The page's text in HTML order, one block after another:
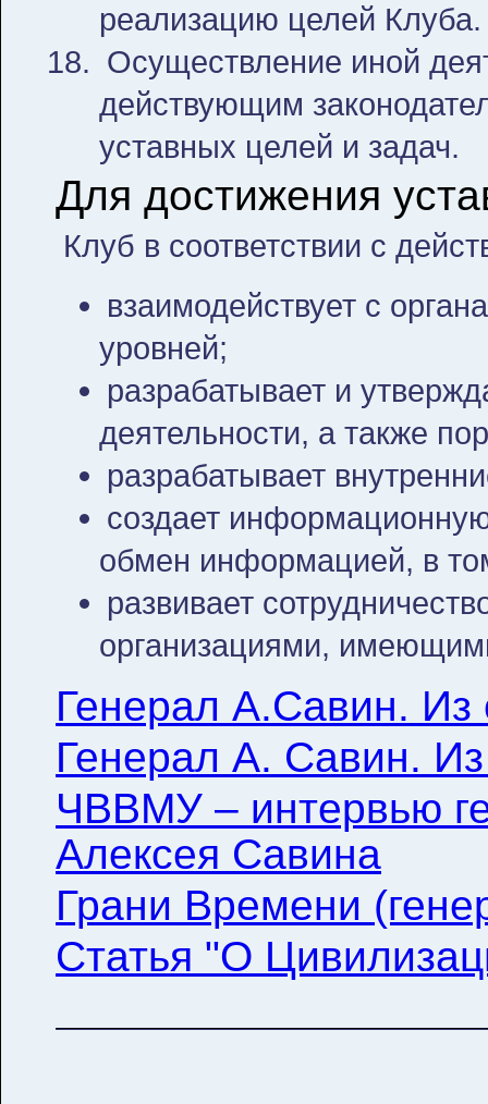
реализацию целей Клуба.
Осуществление иной
действующим
уставных целей и задач.
Для достижения
Клуб в соответствии с
взаимодействует с
уровней;
разрабатывает и
деятельности, а также
разрабатывает
создает
обмен информацией, в
развивает
организациями,
Генерал А.Савин. Из
Генерал А. Савин.
ЧВВМУ – интервью
Алексея Савина
Грани Времени
Статья "О